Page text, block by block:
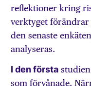
reflektioner kring
verktyget förändrar
den senaste
analyseras.
I den första
som förvånade.